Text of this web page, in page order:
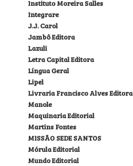
Instituto Moreira Salles
Integrare
J.J. Carol
Jambô Editora
Lazuli
Letra Capital Editora
Língua Geral
Lipel
Livraria Francisco Alves Editora
Manole
Maquinaria Editorial
Martins Fontes
MISSÃO SEDE SANTOS
Mórula Editorial
Mundo Editorial